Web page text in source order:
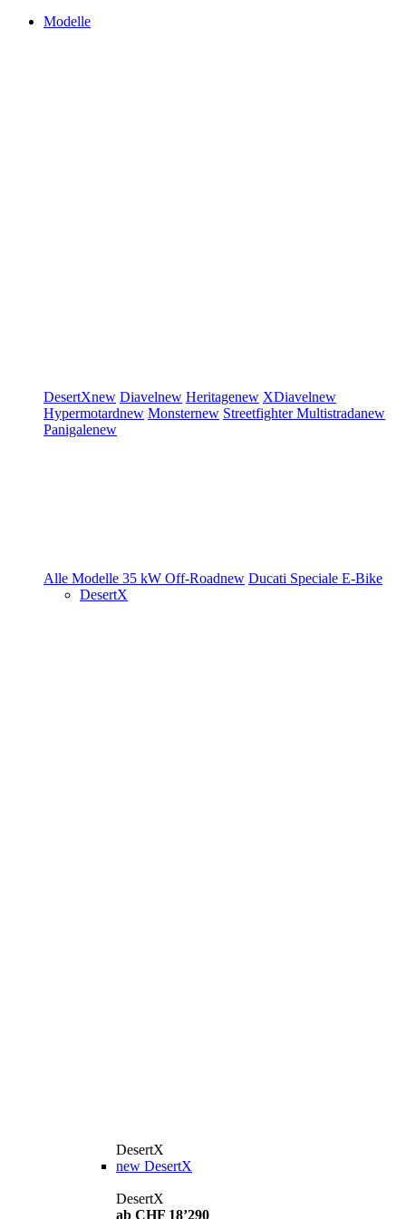
Modelle
DesertXnew Diavelnew Heritagenew XDiavelnew
Hypermotardnew Monsternew StreetfighterMultistradanew
Panigalenew
Alle Modelle 35 kW Off-Roadnew Ducati Speciale E-Bike
DesertX
DesertX
new DesertX
DesertX
ab CHF 18’290